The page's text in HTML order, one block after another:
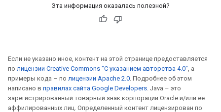
Эта информация оказалась полезной?
Если не указано иное, контент на этой странице предоставляется
по лицензии Creative Commons "С указанием авторства 4.0", а
примеры кода – по лицензии Apache 2.0. Подробнее об этом
написано в правилах сайта Google Developers. Java – это
зарегистрированный товарный знак корпорации Oracle и/или ее
аффилированных лиц. Определенный контент лицензирован по